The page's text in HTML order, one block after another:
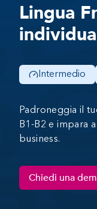
Lingua
Intermedio
Padroneggia il
B1-B2 e impara
business.
Chiedi una